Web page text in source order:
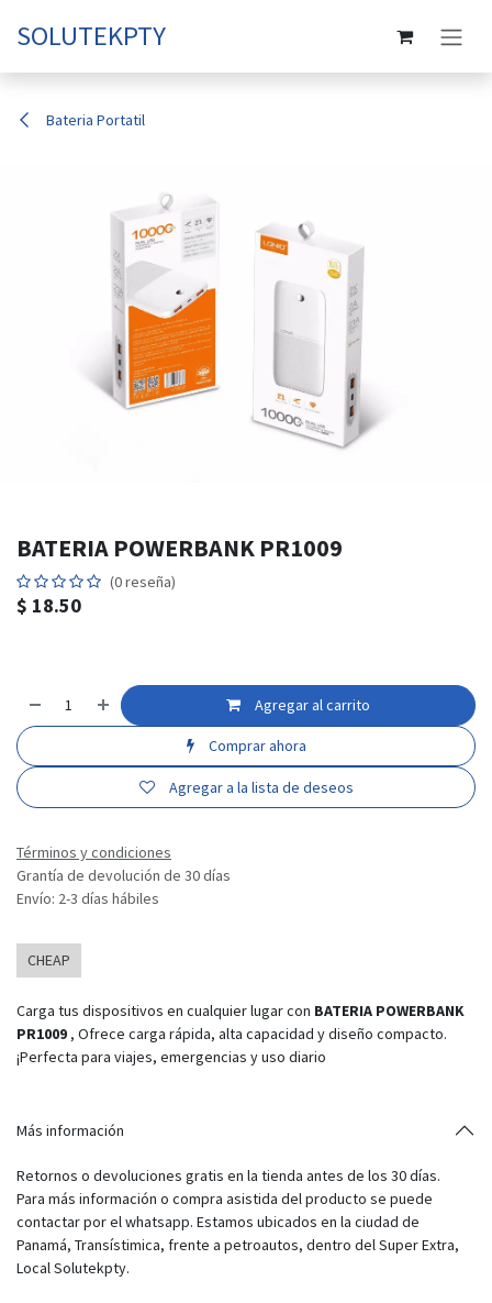
SOLUTEKPTY
Bateria Portatil
BATERIA POWERBANK PR1009
(0 reseña)
$ 18.50
Agregar al carrito
Comprar ahora
Agregar a la lista de deseos
Términos y condiciones
Grantía de devolución de 30 días
Envío: 2-3 días hábiles
CHEAP
Carga tus dispositivos en cualquier lugar con BATERIA POWERBANK
PR1009 , Ofrece carga rápida, alta capacidad y diseño compacto.
¡Perfecta para viajes, emergencias y uso diario
Más información
Retornos o devoluciones gratis en la tienda antes de los 30 días.
Para más información o compra asistida del producto se puede
contactar por el whatsapp. Estamos ubicados en la ciudad de
Panamá, Transístimica, frente a petroautos, dentro del Super Extra,
Local Solutekpty.